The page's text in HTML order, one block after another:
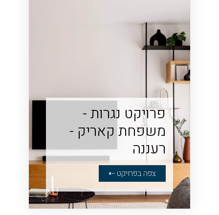
פרויקט נגרות -
משפחת קאריק -
רעננה
צפה בפרויקט ⇠